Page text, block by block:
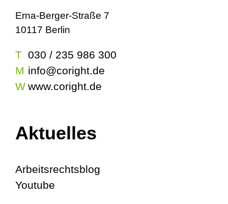
Erna-Berger-Straße 7
10117 Berlin
T 030 / 235 986 300
M info@coright.de
W www.coright.de
Aktuelles
Arbeitsrechtsblog
Youtube